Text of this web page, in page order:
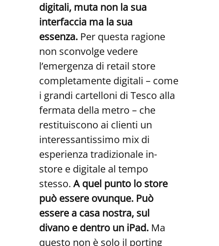
digitali, muta non la sua
interfaccia ma la sua
essenza. Per questa ragione
non sconvolge vedere
l’emergenza di retail store
completamente digitali – come
i grandi cartelloni di Tesco alla
fermata della metro – che
restituiscono ai clienti un
interessantissimo mix di
esperienza tradizionale in-
store e digitale al tempo
stesso. A quel punto lo store
può essere ovunque. Può
essere a casa nostra, sul
divano e dentro un iPad. Ma
questo non è solo il porting